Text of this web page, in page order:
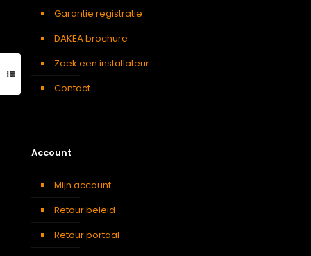
Garantie registratie
DAKEA brochure
Zoek een installateur
Contact
Account
Mijn account
Retour beleid
Retour portaal